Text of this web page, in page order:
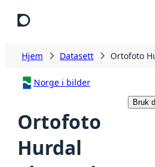
Hjem Datasett Ortofoto
Norge i bilder
Ortofoto
Hurdal
Bruk